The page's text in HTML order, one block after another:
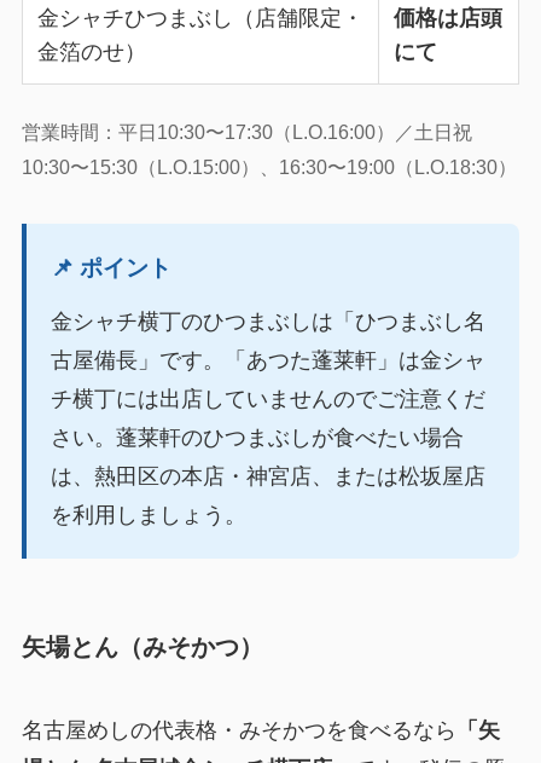
金シャチひつまぶし（店舗限定・
金箔のせ）
価格は店頭
にて
営業時間：平日10:30〜17:30（L.O.16:00）／土日祝
10:30〜15:30（L.O.15:00）、16:30〜19:00（L.O.18:30）
📌 ポイント
金シャチ横丁のひつまぶしは「ひつまぶし名
古屋備長」です。「あつた蓬莱軒」は金シャ
チ横丁には出店していませんのでご注意くだ
さい。蓬莱軒のひつまぶしが食べたい場合
は、熱田区の本店・神宮店、または松坂屋店
を利用しましょう。
矢場とん（みそかつ）
名古屋めしの代表格・みそかつを食べるなら
「矢